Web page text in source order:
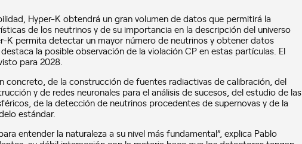
Hyper-K obtendrá un gran volumen de datos que permitirá la
de los neutrinos y de su importancia en la descripción del universo
K permita detectar un mayor número de neutrinos y obtener datos
la posible observación de la violación CP en estas partículas. El
para 2028.
concreto, de la construcción de fuentes radiactivas de calibración, del
y de redes neuronales para el análisis de sucesos, del estudio de las
de la detección de neutrinos procedentes de supernovas y de la
estándar.
entender la naturaleza a su nivel más fundamental”, explica Pablo